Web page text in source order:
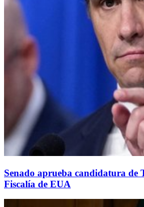
Senado aprueba candidatura de
Fiscalía de EUA